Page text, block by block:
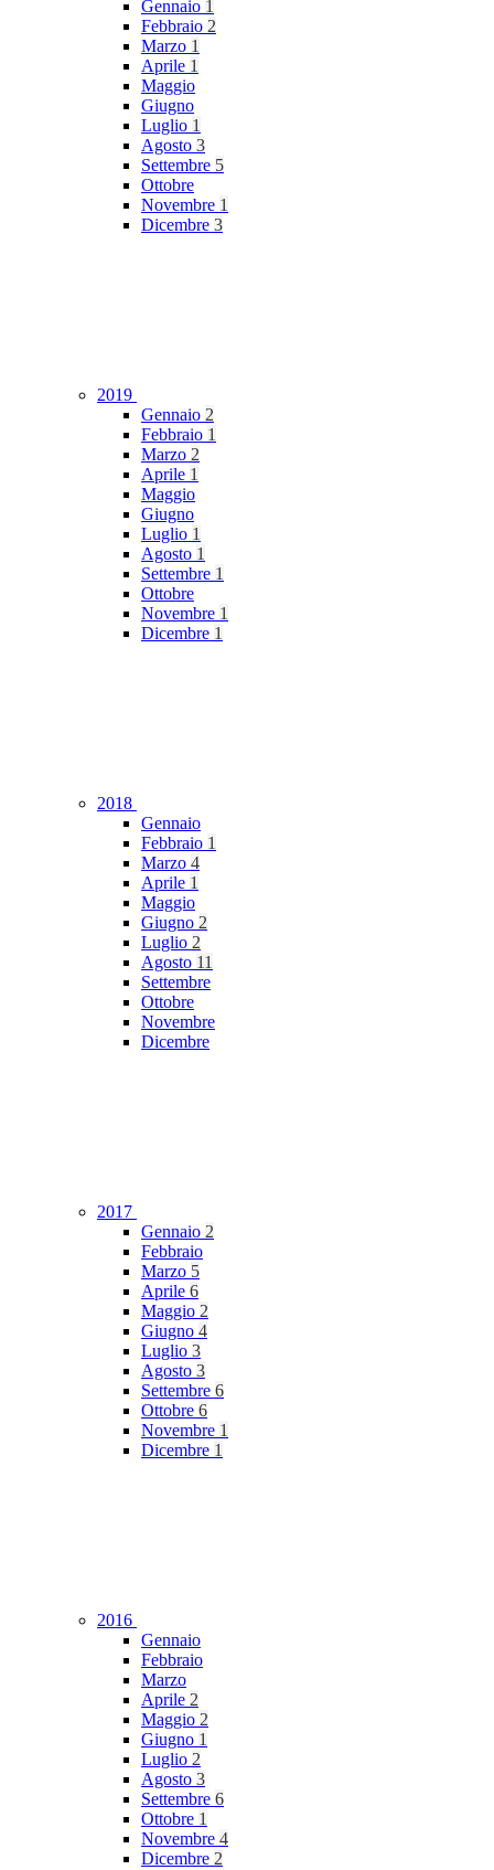
Gennaio 1
Febbraio 2
Marzo 1
Aprile 1
Maggio
Giugno
Luglio 1
Agosto 3
Settembre 5
Ottobre
Novembre 1
Dicembre 3
2019
Gennaio 2
Febbraio 1
Marzo 2
Aprile 1
Maggio
Giugno
Luglio 1
Agosto 1
Settembre 1
Ottobre
Novembre 1
Dicembre 1
2018
Gennaio
Febbraio 1
Marzo 4
Aprile 1
Maggio
Giugno 2
Luglio 2
Agosto 11
Settembre
Ottobre
Novembre
Dicembre
2017
Gennaio 2
Febbraio
Marzo 5
Aprile 6
Maggio 2
Giugno 4
Luglio 3
Agosto 3
Settembre 6
Ottobre 6
Novembre 1
Dicembre 1
2016
Gennaio
Febbraio
Marzo
Aprile 2
Maggio 2
Giugno 1
Luglio 2
Agosto 3
Settembre 6
Ottobre 1
Novembre 4
Dicembre 2